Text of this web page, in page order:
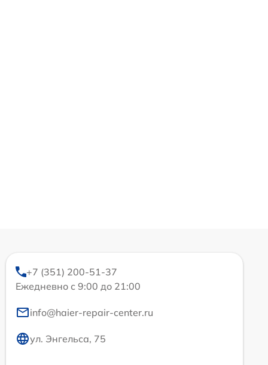
+7 (351) 200-51-37
Ежедневно с 9:00 до 21:00
info@haier-repair-center.ru
ул. Энгельса, 75